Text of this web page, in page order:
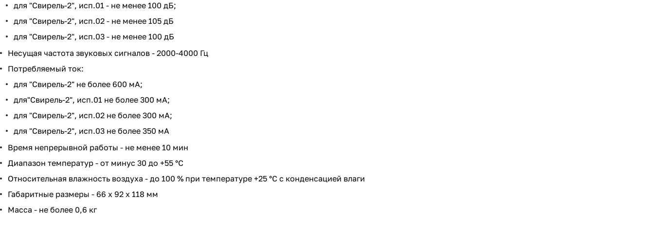
для "Свирель-2", исп.01 - не менее 100 дБ;
для "Свирель-2", исп.02 - не менее 105 дБ
для "Свирель-2", исп.03 - не менее 100 дБ
Несущая частота звуковых сигналов - 2000-4000 Гц
Потребляемый ток:
для "Свирель-2" не более 600 мА;
для"Свирель-2", исп.01 не более 300 мА;
для "Свирель-2", исп.02 не более 300 мА;
для "Свирель-2", исп.03 не более 350 мА
Время непрерывной работы - не менее 10 мин
Диапазон температур - от минус 30 до +55 °С
Относительная влажность воздуха - до 100 % при температуре +25 °С с конденсацией влаги
Габаритные размеры - 66 х 92 х 118 мм
Масса - не более 0,6 кг